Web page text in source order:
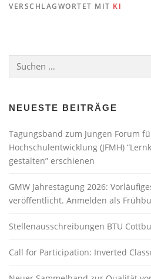
VERSCHLAGWORTET MIT KI
nach:
NEUESTE BEITRÄGE
Tagungsband zum Jungen Forum
Hochschulentwicklung (JFMH)
gestalten” erschienen
GMW Jahrestagung 2026:
veröffentlicht. Anmelden als
Stellenausschreibungen BTU
Call for Participation: Inverted